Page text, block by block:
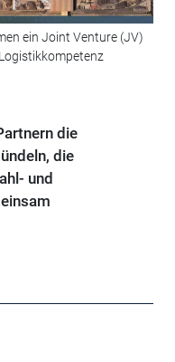
ein Joint Venture (JV)
die
die
und